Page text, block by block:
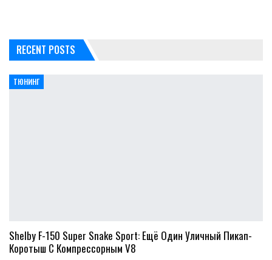
RECENT POSTS
ТЮНИНГ
Shelby F-150 Super Snake Sport: Ещё Один Уличный Пикап-
Коротыш С Компрессорным V8